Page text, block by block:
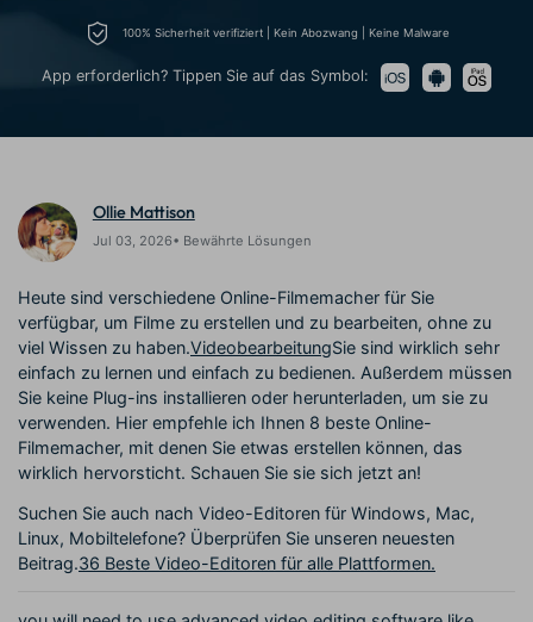
Video-Prompts
Über 100 heiße Video-
Prompts – schnell ähnliche
Meisterkurs
fortgeschrittene
Videobearbeitungsfähigkeiten
Lernen, ausdrücken und
erweitern Sie Ihre
Videobearbeitungs-
Spezialeffekt erzeugen
Creator
Monetarisierungs-
Programm
Monetarisieren Sie
Ihren Einfluss mit Filmora
Freunde-werben-
Programm
An Freunde empfehlen,
Belohnungen erhalten
Community
Empfohlene Inhalte
Kontakt Kundengeschichten
Kunden erfolgreich sind
Partnerprogramm
Entdecken Sie
Unternehmensniveau
Support
Lernen
KAUFEN Anmelden
100% Sicherheit verifiziert | Kein Abozwang | Keine Malware
App erforderlich? Tippen Sie auf das Symbol:
Ollie Mattison
Jul 03, 2026• Bewährte Lösungen
Heute sind verschiedene Online-Filmemacher für Sie
verfügbar, um Filme zu erstellen und zu bearbeiten, ohne zu
viel Wissen zu haben.VideobearbeitungSie sind wirklich sehr
einfach zu lernen und einfach zu bedienen. Außerdem müssen
Sie keine Plug-ins installieren oder herunterladen, um sie zu
verwenden. Hier empfehle ich Ihnen 8 beste Online-
Filmemacher, mit denen Sie etwas erstellen können, das
wirklich hervorsticht. Schauen Sie sie sich jetzt an!
Suchen Sie auch nach Video-Editoren für Windows, Mac,
Linux, Mobiltelefone? Überprüfen Sie unseren neuesten
Beitrag.36 Beste Video-Editoren für alle Plattformen.